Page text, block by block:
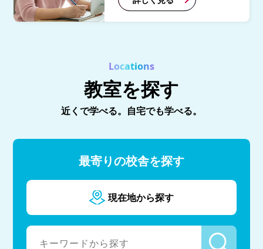
Locations
教室を探す
近くで学べる。自宅でも学べる。
最寄りの校舎を探す
現在地から探す